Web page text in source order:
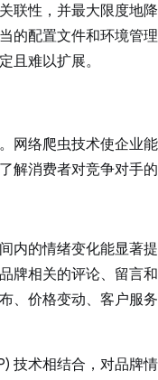
联性，并最大限度地
的配置文件和环境管
且难以扩展。
网络爬虫技术使企业
解消费者对竞争对手
内的情绪变化能显著
牌相关的评论、留言
、价格变动、客户服
技术相结合，对品牌